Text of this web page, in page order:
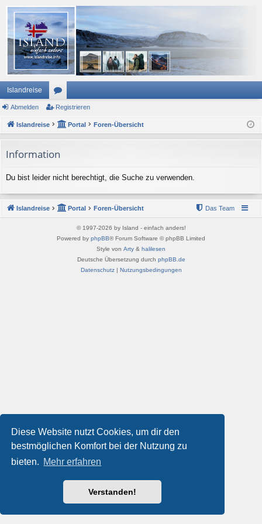
Diese Website nutzt Cookies, um dir den
bestmöglichen Komfort bei der Nutzung zu
bieten. Mehr erfahren
Verstanden!
Islandreise
or
en
Abmelden Registrieren
Islandreise Portal Foren-Übersicht
Information
Du bist leider nicht berechtigt, die Suche zu verwenden.
Islandreise Portal Foren-Übersicht Das Team
© 1997-2026 by Island - einfach anders!
Powered by phpBB® Forum Software © phpBB Limited
Style von Arty & halilesen
Deutsche Übersetzung durch phpBB.de
Datenschutz| Nutzungsbedingungen